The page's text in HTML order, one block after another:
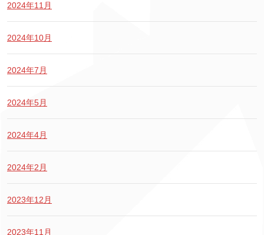
2024年11月
2024年10月
2024年7月
2024年5月
2024年4月
2024年2月
2023年12月
2023年11月